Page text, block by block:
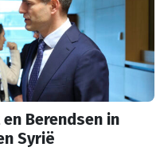
Berendsen in
Syrië